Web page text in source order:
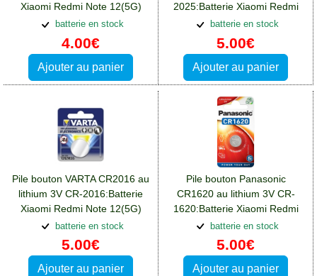
Xiaomi Redmi Note 12(5G)
batterie en stock
4.00€
Ajouter au panier
2025:Batterie Xiaomi Redmi
Note 12(5G)
batterie en stock
5.00€
Ajouter au panier
Pile bouton VARTA CR2016 au
lithium 3V CR-2016:Batterie
Xiaomi Redmi Note 12(5G)
batterie en stock
5.00€
Ajouter au panier
Pile bouton Panasonic
CR1620 au lithium 3V CR-
1620:Batterie Xiaomi Redmi
Note 12(5G)
batterie en stock
5.00€
Ajouter au panier